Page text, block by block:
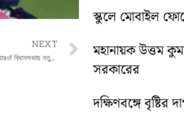
NEXT
বদল শুধু শাসকের নয়, বদলে গেল মুখ্যমন্ত্রীর চেয়ারও! বিধানসভায় নতুন নজির Next
স্কুলে মোবাইল
মহানায়ক উত্তম
সরকারের
দক্ষিণবঙ্গে